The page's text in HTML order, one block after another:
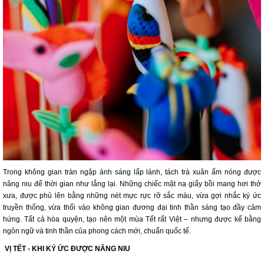
Trong không gian tràn ngập ánh sáng lấp lánh, tách trà xuân ấm nóng được
nâng niu để thời gian như lắng lại. Những chiếc mặt nạ giấy bồi mang hơi thở
xưa, được phủ lên bằng những nét mực rực rỡ sắc màu, vừa gợi nhắc ký ức
truyền thống, vừa thổi vào không gian đương đại tinh thần sáng tạo đầy cảm
hứng. Tất cả hòa quyện, tạo nên một mùa Tết rất Việt – nhưng được kể bằng
ngôn ngữ và tinh thần của phong cách mới, chuẩn quốc tế.
VỊ TẾT - KHI KÝ ỨC ĐƯỢC NÂNG NIU